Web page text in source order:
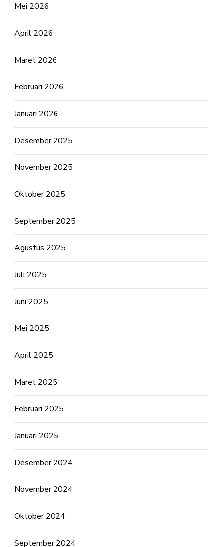
Mei 2026
April 2026
Maret 2026
Februari 2026
Januari 2026
Desember 2025
November 2025
Oktober 2025
September 2025
Agustus 2025
Juli 2025
Juni 2025
Mei 2025
April 2025
Maret 2025
Februari 2025
Januari 2025
Desember 2024
November 2024
Oktober 2024
September 2024